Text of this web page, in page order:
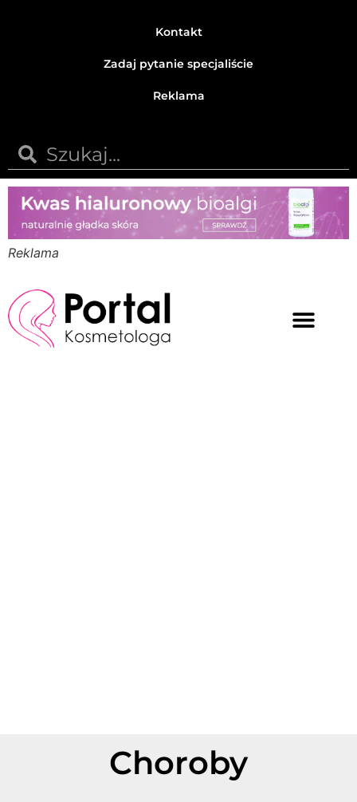
Kontakt
Zadaj pytanie specjaliście
Reklama
Reklama
Choroby